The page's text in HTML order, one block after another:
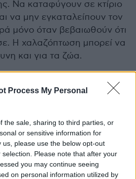
Process My Personal
the sale, sharing to third parties, or
or sensitive information for
please use the below opt-out
Please note that after your
you may continue seeing
on personal information utilized by
Να καταφύγουν σε κτίριο
να μην εγκαταλείπουν τον
μόνο όταν βεβαιωθούν ότι
Η χαλαζόπτωση μπορεί να
και για τα ζώα.
διέλευση κάτω από μεγάλα
πινακίδες και
τζάμια κλπ.) μπορεί
να πέσουν στο έδαφος
τις οδηγίες των κατά